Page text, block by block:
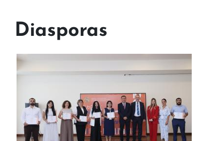
Diasporas